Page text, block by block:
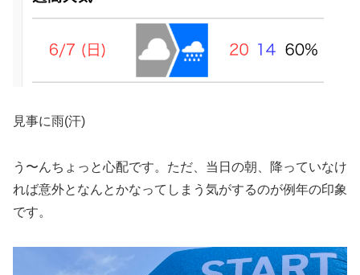
見事に雨(汗)
う〜んちょっと心配です。ただ、当日の朝、降っていなけ
れば意外となんとかなってしまう気がするのが例年の印象
です。